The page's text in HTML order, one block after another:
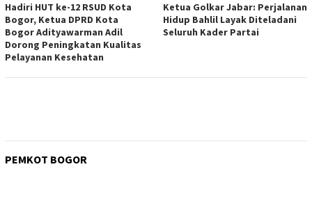
Hadiri HUT ke-12 RSUD Kota
Bogor, Ketua DPRD Kota
Bogor Adityawarman Adil
Dorong Peningkatan Kualitas
Pelayanan Kesehatan
Ketua Golkar Jabar: Perjalanan
Hidup Bahlil Layak Diteladani
Seluruh Kader Partai
PEMKOT BOGOR